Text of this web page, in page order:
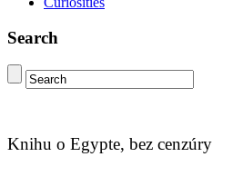
Search
Knihu o Egypte, bez cenzúry